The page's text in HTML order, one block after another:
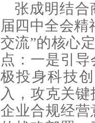
张成明结合
届四中全会精
交流”的核心
点：一是引
极投身科技
入，攻克关
企业合规经